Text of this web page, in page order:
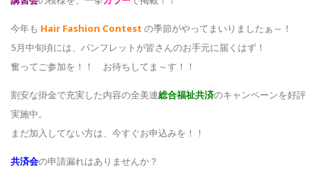
今年も Hair Fashion Contest の季節がやってまいりましたぁ～！
5月中旬頃には、パンフレットが皆さんのお手元に届くはず！
奮ってご参加を！！ お待ちしてま～す！！
割安な掛金で充実した内容の全美連総合福祉共済のキャンペーンを好評
実施中。
まだ加入してない方は、今すぐお申込みを！！
共済会の申請漏れはありませんか？